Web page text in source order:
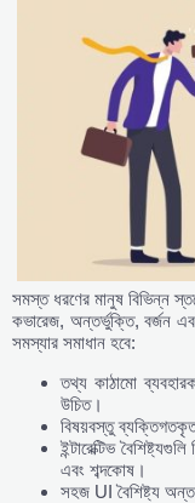
সমস্ত ধরণের মানুষ বিভিন্ন
কভারেজ, অন্তর্ভুক্তি, বর্জন
সমস্যার সমাধান হবে:
তথ্য কাঠামো
উচিত।
বিষয়বস্তু ব্যক্তিগতকৃত
ইন্টারেক্টিভ
এবং শব্দকোষ।
সহজ UI বৈশিষ্ট্য